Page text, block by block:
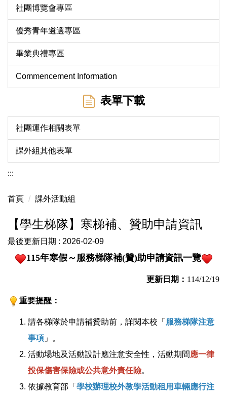
社團博覽會專區
優秀青年遴選專區
畢業典禮專區
Commencement Information
表單下載
社團運作相關表單
課外組其他表單
:::
首頁 課外活動組
【學生梯隊】寒梯補、贊助申請資訊
最後更新日期 : 2026-02-09
115年寒假～服務梯隊補(贊)助申請資訊一覽
更新日期： 114/12/19
重要提醒：
請各梯隊於申請補贊助前，詳閱本校「 服務梯隊注意
事項 」。
活動場地及活動設計應注意安全性，活動期間 應一律
投保傷害保險或公共意外責任險。
依據教育部「 學校辦理校外教學活動租用車輛應行注